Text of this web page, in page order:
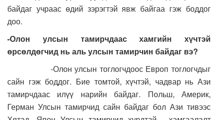
байдаг учраас өдий зэрэгтэй явж байгаа гэж боддог
доо.
-Олон улсын тамирчдаас хамгийн хүчтэй
өрсөлдөгчид нь аль улсын тамирчин байдаг вэ?
-Олон улсын тоглогчдоос Европ тоглогчдыг
сайн гэж боддог. Бие томтой, хүчтэй, чадвар нь Ази
тамирчдаас илүү нарийн байдаг. Польш, Америк,
Герман Улсын тамирчид сайн байдаг бол Ази тивээс